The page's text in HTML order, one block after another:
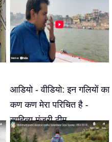
आडियो - वीडियो: इन गलियों का
कण कण मेरा परिचित है -
साहित्य मंजरी टीम